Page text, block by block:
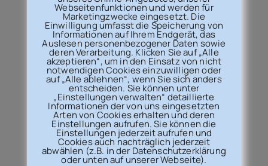
Stark im Verbund:
Webseitenfunktionen und werden für
Marketingzwecke eingesetzt. Die
Einwilligung umfasst die Speicherung von
Informationen auf Ihrem Endgerät, das
Auslesen personenbezogener Daten sowie
deren Verarbeitung. Klicken Sie auf „Alle
akzeptieren“, um in den Einsatz von nicht
notwendigen Cookies einzuwilligen oder
auf „Alle ablehnen“, wenn Sie sich anders
entscheiden. Sie können unter
„Einstellungen verwalten“ detaillierte
Informationen der von uns eingesetzten
Arten von Cookies erhalten und deren
Einstellungen aufrufen. Sie können die
Einstellungen jederzeit aufrufen und
Cookies auch nachträglich jederzeit
abwählen (z.B. in der Datenschutzerklärung
oder unten auf unserer Webseite).